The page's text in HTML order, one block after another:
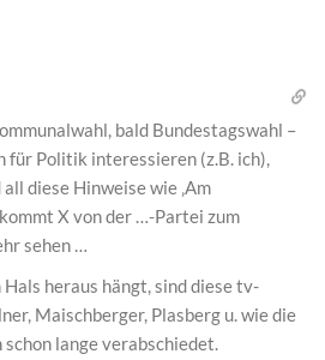
bald Bundestagswahl –
für Politik interessieren (z.B. ich),
diese Hinweise wie ‚Am
X von der …-Partei zum
sehen …
heraus hängt, sind diese tv-
Maischberger, Plasberg u. wie die
lange verabschiedet.